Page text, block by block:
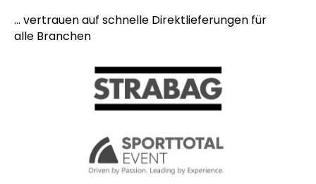
... vertrauen auf schnelle Direktlieferungen für
alle Branchen